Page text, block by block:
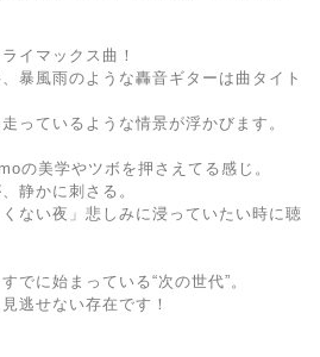
イマックス曲！
暴風雨のような轟音ギターは曲タイト
っているような情景が浮かびます。
の美学やツボを押さえてる感じ。
静かに刺さる。
ない夜」悲しみに浸っていたい時に聴
でに始まっている“次の世代”。
逃せない存在です！